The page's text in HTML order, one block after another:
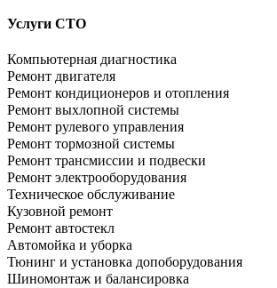
Услуги СТО
Компьютерная диагностика
Ремонт двигателя
Ремонт кондиционеров и отопления
Ремонт выхлопной системы
Ремонт рулевого управления
Ремонт тормозной системы
Ремонт трансмиссии и подвески
Ремонт электрооборудования
Техническое обслуживание
Кузовной ремонт
Ремонт автостекл
Автомойка и уборка
Тюнинг и установка допоборудования
Шиномонтаж и балансировка